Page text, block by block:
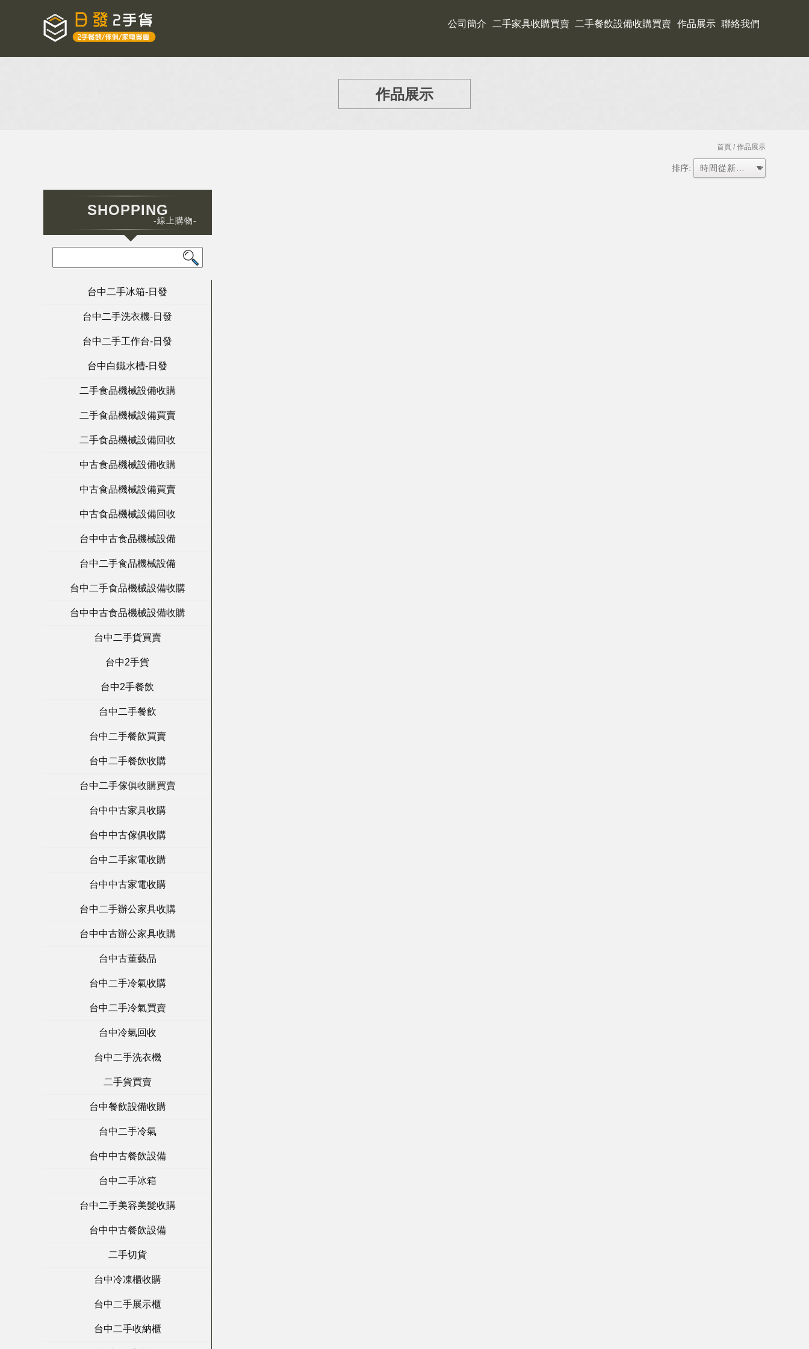
公司簡介 二手家具收購買賣 二手餐飲設備收購買賣 作品展示 聯絡我們
作品展示
首頁 / 作品展示
排序:
SHOPPING
-線上購物-
台中二手冰箱-日發
台中二手洗衣機-日發
台中二手工作台-日發
台中白鐵水槽-日發
二手食品機械設備收購
二手食品機械設備買賣
二手食品機械設備回收
中古食品機械設備收購
中古食品機械設備買賣
中古食品機械設備回收
台中中古食品機械設備
台中二手食品機械設備
台中二手食品機械設備收購
台中中古食品機械設備收購
台中二手貨買賣
台中2手貨
台中2手餐飲
台中二手餐飲
台中二手餐飲買賣
台中二手餐飲收購
台中二手傢俱收購買賣
台中中古家具收購
台中中古傢俱收購
台中二手家電收購
台中中古家電收購
台中二手辦公家具收購
台中中古辦公家具收購
台中古董藝品
台中二手冷氣收購
台中二手冷氣買賣
台中冷氣回收
台中二手洗衣機
二手貨買賣
台中餐飲設備收購
台中二手冷氣
台中中古餐飲設備
台中二手冰箱
台中二手美容美髮收購
台中中古餐飲設備
二手切貨
台中冷凍櫃收購
台中二手展示櫃
台中二手收納櫃